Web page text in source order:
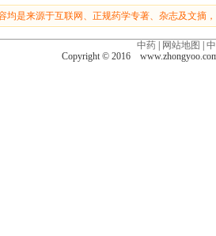
均是来源于互联网、正规药学专著、杂志及文摘
中药 网站地图
Copyright © 2016